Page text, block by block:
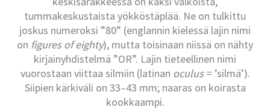
tummakeskustaista yökköstäplää. Ne on tulkittu
joskus numeroksi ”80” (englannin kielessä lajin nimi
on figures of eighty), mutta toisinaan niissä on nähty
kirjainyhdistelmä ”OR”. Lajin tieteellinen nimi
vuorostaan viittaa silmiin (latinan oculus= ’silmä’).
Siipien kärkiväli on 33–43 mm; naaras on koirasta
kookkaampi.